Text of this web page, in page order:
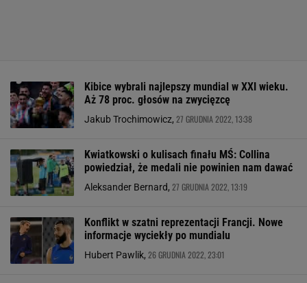
Kibice wybrali najlepszy mundial w XXI wieku.
Aż 78 proc. głosów na zwycięzcę
Jakub Trochimowicz, 27 GRUDNIA 2022, 13:38
Kwiatkowski o kulisach finału MŚ: Collina
powiedział, że medali nie powinien nam dawać
Aleksander Bernard, 27 GRUDNIA 2022, 13:19
Konflikt w szatni reprezentacji Francji. Nowe
informacje wyciekły po mundialu
Hubert Pawlik, 26 GRUDNIA 2022, 23:01